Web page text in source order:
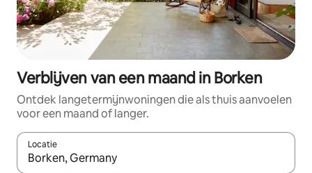
Verblijven van een maand in Borken
Ontdek langetermijnwoningen die als thuis aanvoelen
voor een maand of langer.
Locatie
Wanneer er resultaten beschikbaar zijn, maak je een keuze